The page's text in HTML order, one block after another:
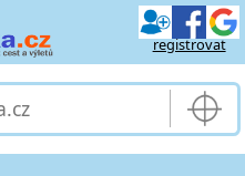
registrovat